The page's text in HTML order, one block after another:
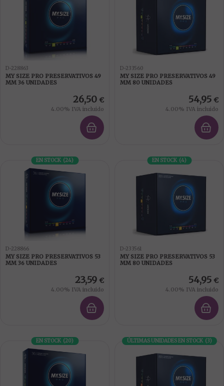
D-228863
MY SIZE PRO PRESERVATIVOS 49
MM 36 UNIDADES
26,50 €
4.00% IVA incluido
D-233560
MY SIZE PRO PRESERVATIVOS 49
MM 80 UNIDADES
54,95 €
4.00% IVA incluido
EN STOCK (24)
D-228866
MY SIZE PRO PRESERVATIVOS 53
MM 36 UNIDADES
23,59 €
4.00% IVA incluido
EN STOCK (4)
D-233561
MY SIZE PRO PRESERVATIVOS 53
MM 80 UNIDADES
54,95 €
4.00% IVA incluido
EN STOCK (20) ÚLTIMAS UNIDADES EN STOCK (3)